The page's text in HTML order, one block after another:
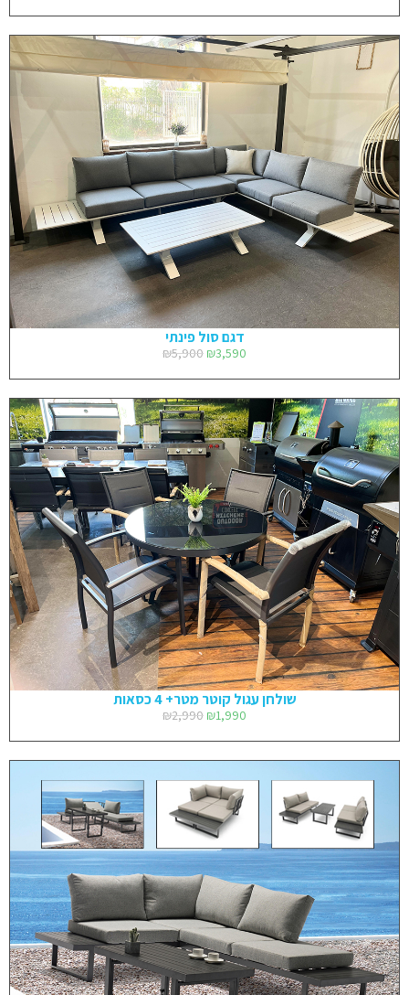
דגם סול פינתי
₪5,900 ₪3,590
שולחן עגול קוטר מטר+ 4 כסאות
₪2,990 ₪1,990